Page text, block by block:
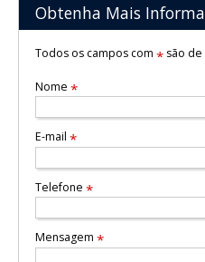
Obtenha Mais
Todos os campos com *são de
Nome *
E-mail *
Telefone *
Mensagem *